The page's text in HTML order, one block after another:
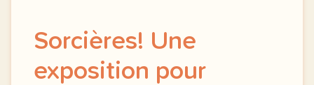
Sorcières! Une
exposition pour